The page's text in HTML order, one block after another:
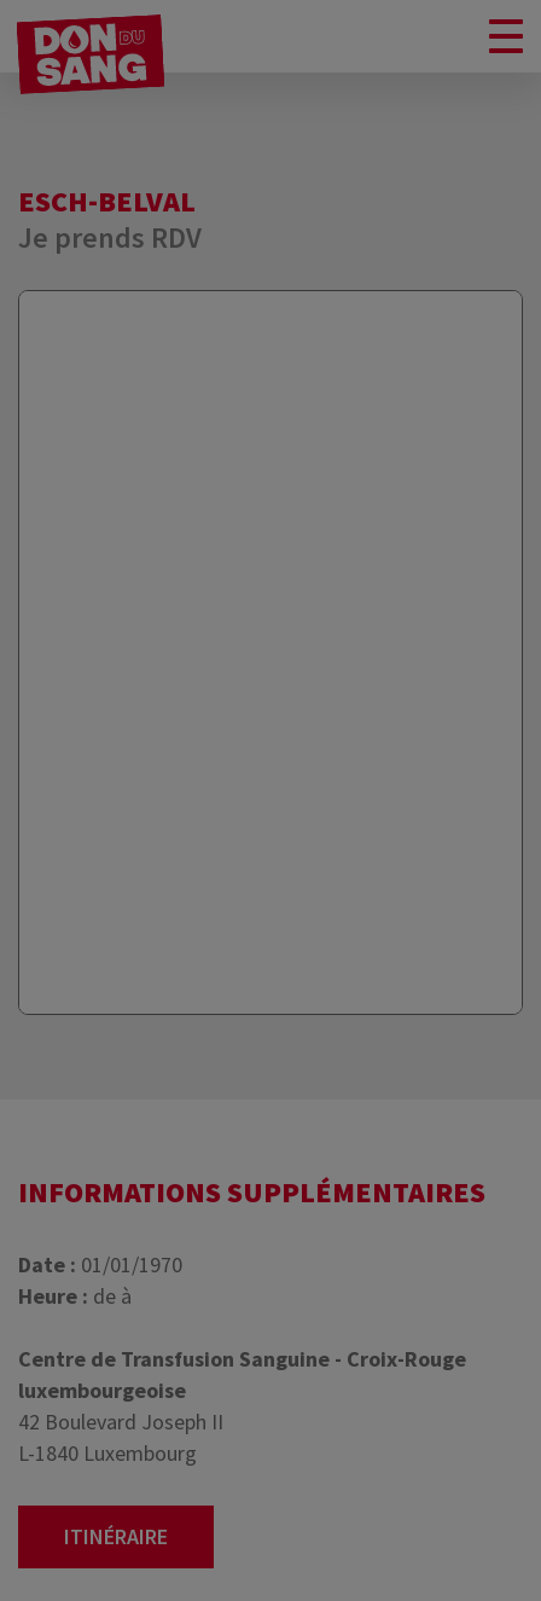
ESCH-BELVAL
Je prends RDV
INFORMATIONS SUPPLÉMENTAIRES
Date : 01/01/1970
Heure : de à
Centre de Transfusion Sanguine - Croix-Rouge
luxembourgeoise
42 Boulevard Joseph II
L-1840 Luxembourg
ITINÉRAIRE